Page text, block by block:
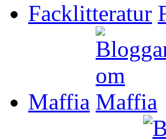
Facklitteratur
Maffia